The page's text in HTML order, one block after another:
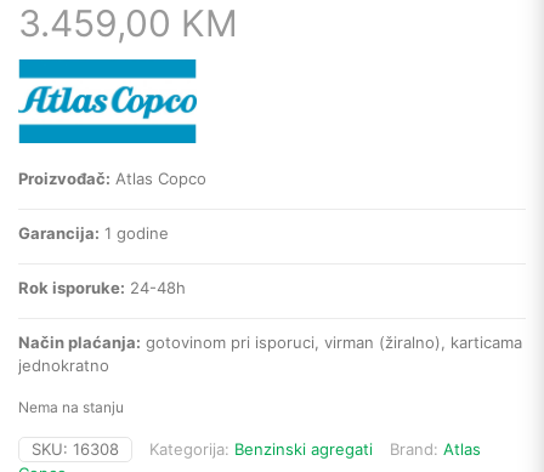
3.459,00 KM
Proizvođač: Atlas Copco
Garancija: 1 godine
Rok isporuke: 24-48h
Način plaćanja: gotovinom pri isporuci, virman (žiralno), karticama
jednokratno
Nema na stanju
SKU: 16308 Kategorija: Benzinski agregati Brand: Atlas